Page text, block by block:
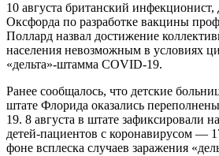
10 августа британский
Оксфорда по разработке вакцины
Поллард назвал достижение
населения невозможным в условиях
«дельта»-штамма COVID-19.
Ранее сообщалось, что детские
штате Флорида оказались
19. 8 августа в штате зафиксировали
детей-пациентов с коронавирусом —
фоне всплеска случаев заражения